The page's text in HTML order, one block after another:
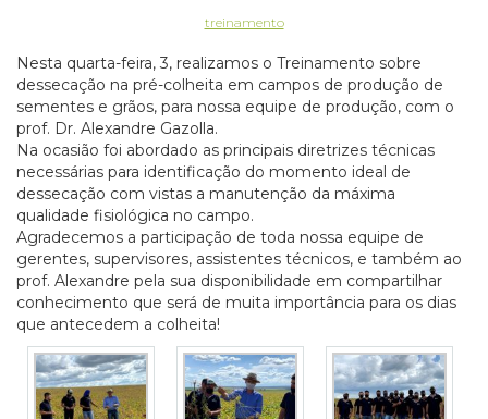
treinamento
Nesta quarta-feira, 3, realizamos o Treinamento sobre
dessecação na pré-colheita em campos de produção de
sementes e grãos, para nossa equipe de produção, com o
prof. Dr. Alexandre Gazolla.
Na ocasião foi abordado as principais diretrizes técnicas
necessárias para identificação do momento ideal de
dessecação com vistas a manutenção da máxima
qualidade fisiológica no campo.
Agradecemos a participação de toda nossa equipe de
gerentes, supervisores, assistentes técnicos, e também ao
prof. Alexandre pela sua disponibilidade em compartilhar
conhecimento que será de muita importância para os dias
que antecedem a colheita!